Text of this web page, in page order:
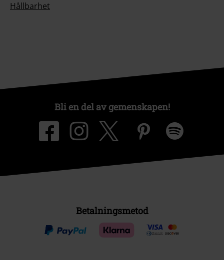
Hållbarhet
Bli en del av gemenskapen!
Betalningsmetod